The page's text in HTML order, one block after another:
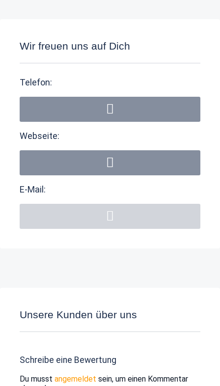
Wir freuen uns auf Dich
Telefon:
Webseite:
E-Mail:
Unsere Kunden über uns
Schreibe eine Bewertung
Du musst angemeldet sein, um einen Kommentar